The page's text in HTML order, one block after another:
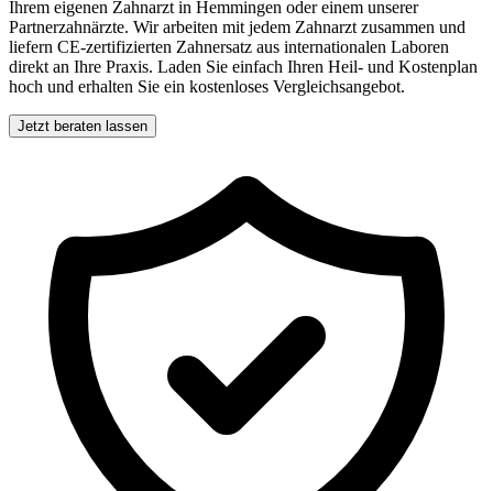
Ihrem eigenen Zahnarzt in Hemmingen oder einem unserer
Partnerzahnärzte. Wir arbeiten mit jedem Zahnarzt zusammen und
liefern CE-zertifizierten Zahnersatz aus internationalen Laboren
direkt an Ihre Praxis. Laden Sie einfach Ihren Heil- und Kostenplan
hoch und erhalten Sie ein kostenloses Vergleichsangebot.
Jetzt beraten lassen